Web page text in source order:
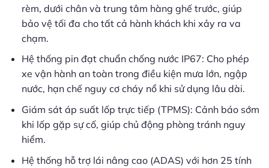
rèm, dưới chân và trung tâm hàng ghế trước, giúp
bảo vệ tối đa cho tất cả hành khách khi xảy ra va
chạm.
Hệ thống pin đạt chuẩn chống nước IP67: Cho phép
xe vận hành an toàn trong điều kiện mưa lớn, ngập
nước, hạn chế nguy cơ cháy nổ khi sử dụng lâu dài.
Giám sát áp suất lốp trực tiếp (TPMS): Cảnh báo sớm
khi lốp gặp sự cố, giúp chủ động phòng tránh nguy
hiểm.
Hệ thống hỗ trợ lái nâng cao (ADAS) với hơn 25 tính